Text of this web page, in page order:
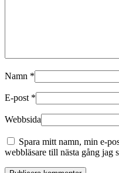
Namn *
E-post *
Webbsida
Spara mitt namn, min e-
webbläsare till nästa gång jag